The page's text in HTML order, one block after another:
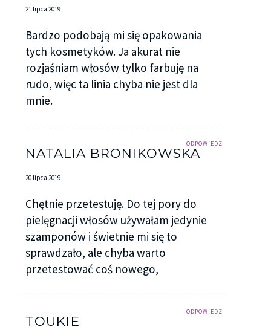
21 lipca 2019
Bardzo podobają mi się opakowania
tych kosmetyków. Ja akurat nie
rozjaśniam włosów tylko farbuję na
rudo, więc ta linia chyba nie jest dla
mnie.
ODPOWIEDZ
NATALIA BRONIKOWSKA
20 lipca 2019
Chętnie przetestuję. Do tej pory do
pielęgnacji włosów używałam jedynie
szamponów i świetnie mi się to
sprawdzało, ale chyba warto
przetestować coś nowego,
ODPOWIEDZ
TOUKIE